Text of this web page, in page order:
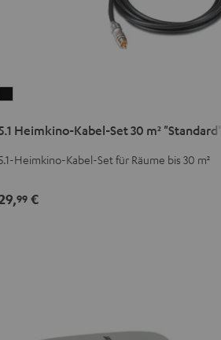
Kabel-
"Standard"
Heimkino-Kabel-Set 30 m² "Standard"
Heimkino-Kabel-Set für Räume bis 30 m²
99 €